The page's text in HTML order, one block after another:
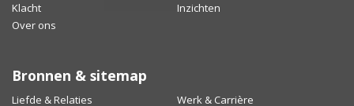
Klacht
Inzichten
Over ons
Bronnen & sitemap
Liefde & Relaties Werk & Carrière